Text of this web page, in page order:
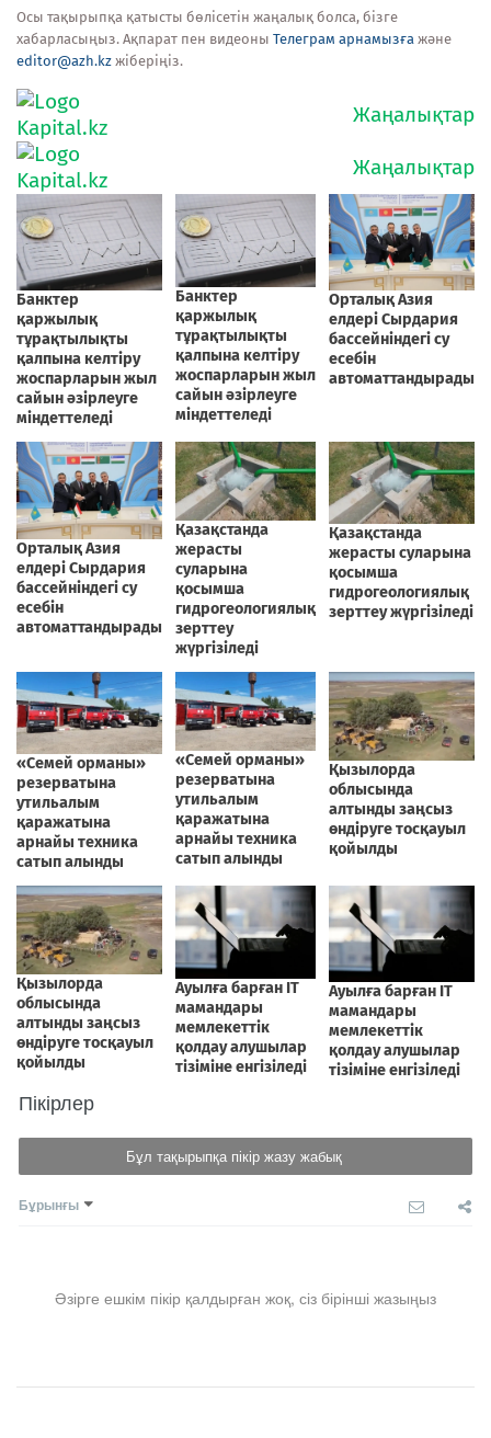
Осы тақырыпқа қатысты бөлісетін жаңалық болса, бізге
хабарласыңыз. Ақпарат пен видеоны Телеграм арнамызға және
editor@azh.kz жіберіңіз.
Пікірлер
Бұл тақырыпқа пікір жазу жабық
Бұрынғы
Әзірге ешкім пікір қалдырған жоқ, сіз бірінші жазыңыз